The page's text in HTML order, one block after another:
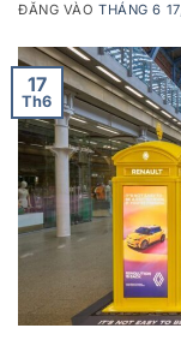
ĐĂNG VÀOTHÁNG 6
17
Th6